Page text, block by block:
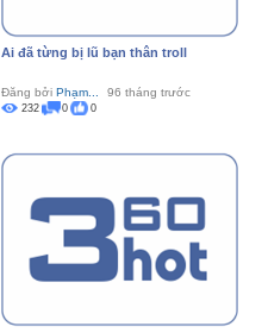
Ai đã từng bị lũ bạn thân troll
Đăng bởi Phạm... 96 tháng trước
232 0 0